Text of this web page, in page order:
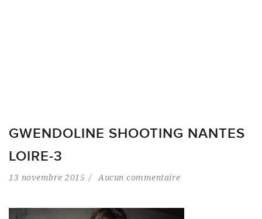
GWENDOLINE SHOOTING NANTES
LOIRE-3
13 novembre 2015 Aucun commentaire